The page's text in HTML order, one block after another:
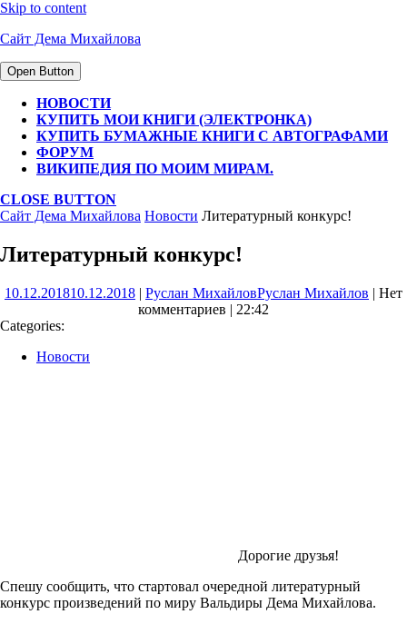
Skip to content
Сайт Дема Михайлова
Open Button
НОВОСТИ
КУПИТЬ МОИ КНИГИ (ЭЛЕКТРОНКА)
КУПИТЬ БУМАЖНЫЕ КНИГИ С АВТОГРАФАМИ
ФОРУМ
ВИКИПЕДИЯ ПО МОИМ МИРАМ.
CLOSE BUTTON
Сайт Дема Михайлова Новости Литературный конкурс!
Литературный конкурс!
10.12.201810.12.2018 | Руслан МихайловРуслан Михайлов | Нет
комментариев | 22:42
Categories:
Новости
Дорогие друзья!
Спешу сообщить, что стартовал очередной литературный
конкурс произведений по миру Вальдиры Дема Михайлова.